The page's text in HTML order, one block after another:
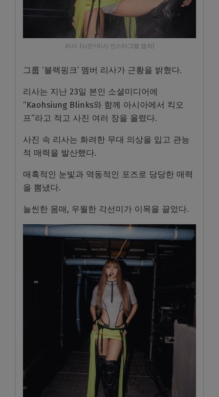
리사. (사진=리사 인스타그램 캡처)
그룹 ‘블랙핑크’ 멤버 리사가 근황을 밝혔다.
리사는 지난 23일 본인 소셜미디어에
“Kaohsiung Blinks와 함께 아시아에서 킥오
프”라고 적고 사진 여러 장을 올렸다.
사진 속 리사는 화려한 무대 의상을 입고 관능
적 매력을 발산했다.
매혹적인 눈빛과 역동적인 포즈로 당당한 매력
을 뽐냈다.
늘씬한 몸매, 우월한 각선미가 이목을 끌었다.